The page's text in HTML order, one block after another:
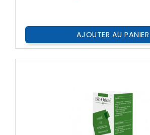
AJOUTER AU PANIER